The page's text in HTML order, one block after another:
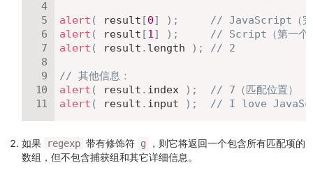
alert ( result [0] ) ;
// JavaScript（完
alert ( result [1] ) ;
// Script（第一个
alert ( result . length ) ; // 2
// 其他信息：
alert ( result . index ) ;
// 7（匹配位置）
alert ( result . input ) ; // I love
如果 regexp 带有修饰符 g
，则它将返回一个包含所有匹配项的
数组，但不包含捕获组和其它详细信息。